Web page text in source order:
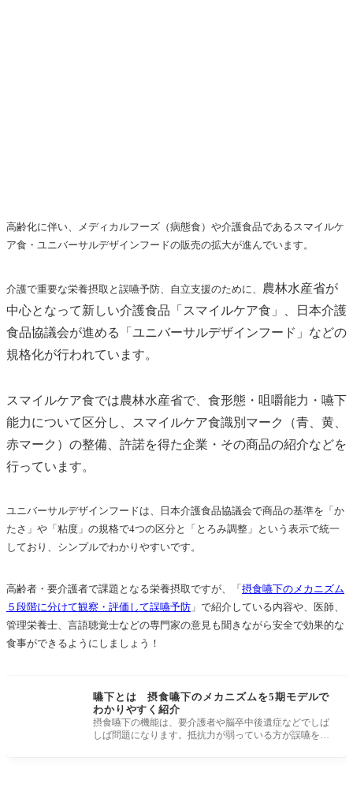
高齢化に伴い、メディカルフーズ（病態食）や介護食品であるスマイルケ
ア食・ ユニバーサルデザインフードの販売の拡大が進んでいます。
介護で重要な栄養摂取と誤嚥予防、自立支援のために、 農林水産省が
中心となって新しい介護食品「スマイルケア食」、
日本介護
食品協議会が進める「 ユニバーサルデザインフード 」などの
規格化が行われています。
スマイルケア食では農林水産省で
食形態・咀嚼能力・嚥下
能力について区分し、スマイルケア食識別マーク（青、黄、
赤マーク）の整備、許諾を得た企業・その商品の紹介などを
行っています。
ユニバーサルデザインフードは、日本介護食品協議会で商品の基準を「か
たさ」や「粘度」の規格で4つの区分と「とろみ調整」という表示で統一
しており、シンプルでわかりやすいです。
高齢者・要介護者で課題となる栄養摂取ですが、「 摂食嚥下のメカニズム
５段階に分けて観察・評価して誤嚥予防 」で紹介している内容や、医師、
管理栄養士、言語聴覚士などの専門家の意見も聞きながら安全で効果的な
食事ができるようにしましょう！
嚥下とは 摂食嚥下のメカニズムを5期モデルで
わかりやすく紹介
摂食嚥下の機能は、要介護者や脳卒中後遺症などでしば
しば問題になります。抵抗力が弱っている方が誤嚥をし